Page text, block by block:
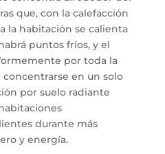
que, con la calefacción
la habitación se calienta
puntos fríos, y el
por toda la
en un solo
por suelo radiante
durante más
y energía.